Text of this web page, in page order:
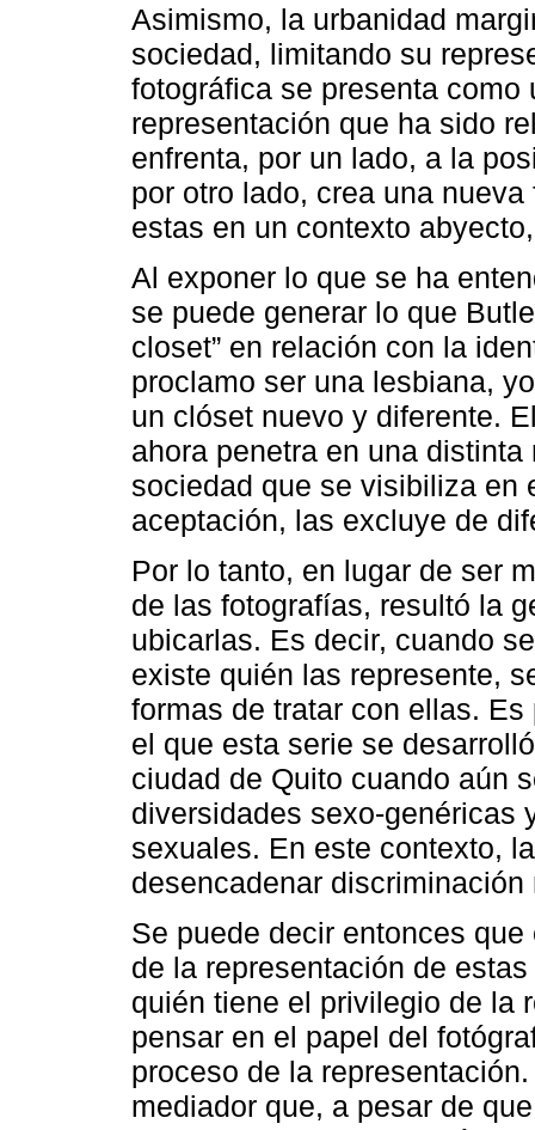
Asimismo, la urbanidad
sociedad, limitando su
fotográfica se presenta
representación que ha sido
enfrenta, por un lado, a la
por otro lado, crea una
estas en un contexto
Al exponer lo que se ha
se puede generar lo que
closet” en relación con la
proclamo ser una lesbiana,
un clóset nuevo y diferente.
ahora penetra en una
sociedad que se visibiliza en
aceptación, las excluye de
Por lo tanto, en lugar de ser
de las fotografías, resultó la
ubicarlas. Es decir, cuando
existe quién las represente,
formas de tratar con ellas.
el que esta serie se
ciudad de Quito cuando aún
diversidades sexo-genéricas
sexuales. En este contexto,
desencadenar
Se puede decir entonces
de la representación de
quién tiene el privilegio de la
pensar en el papel del
proceso de la
mediador que, a pesar de